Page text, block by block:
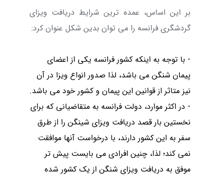
بر این اساس، عمده ترین شرایط دریافت ویزای
گردشگری فرانسه را می توان بدین شکل عنوان کرد:
- با توجه به اینکه کشور فرانسه یکی از اعضای
پیمان شنگن می باشد، لذا صدور انواع ویزا در آن
نیز متاثر از قوانین این پیمان و کشور خود می باشد.
- در اکثر موارد، دولت فرانسه به متقاضیانی که برای
نخستین بار قصد دریافت ویزای شینگن را از طرق
سفر به این کشور دارند، با درخواست آنها موافقت
نمی کند؛ لذا، چنین افرادی می بایست پیش تر
موفق به دریافت ویزای شنگن از یک کشور شده